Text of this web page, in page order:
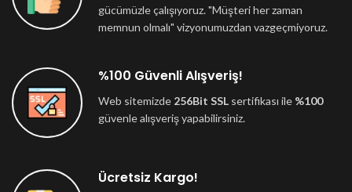
gücümüzle çalışıyoruz. "Müşteri her zaman
memnun olmalı" vizyonumuzdan vazgeçmiyoruz.
%100 Güvenli Alışveriş!
Web sitemizde 256Bit SSL sertifikası ile %100
güvenle alışveriş yapabilirsiniz.
Ücretsiz Kargo!